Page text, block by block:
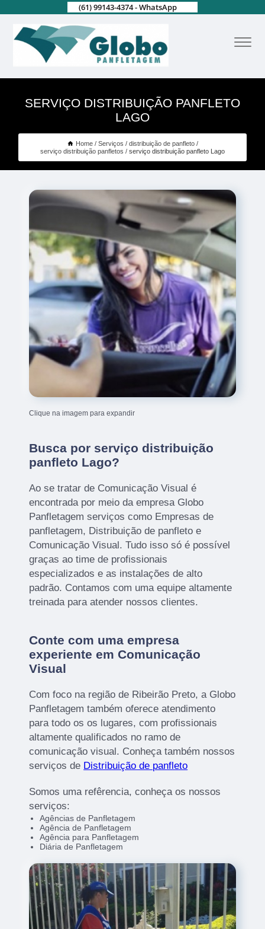
(61) 99143-4374 - WhatsApp
SERVIÇO DISTRIBUIÇÃO PANFLETO
LAGO
Home Serviços
distribuição de panfleto
serviço distribuição panfletos
serviço distribuição panfleto Lago
Clique na imagem para expandir
Busca por serviço distribuição
panfleto Lago?
Ao se tratar de Comunicação Visual é
encontrada por meio da empresa Globo
Panfletagem serviços como Empresas de
panfletagem, Distribuição de panfleto e
Comunicação Visual. Tudo isso só é possível
graças ao time de profissionais
especializados e as instalações de alto
padrão. Contamos com uma equipe altamente
treinada para atender nossos clientes.
Conte com uma empresa
experiente em Comunicação
Visual
Com foco na região de Ribeirão Preto, a Globo
Panfletagem também oferece atendimento
para todo os os lugares, com profissionais
altamente qualificados no ramo de
comunicação visual. Conheça também nossos
serviços de Distribuição de panfleto
Somos uma refêrencia, conheça os nossos
serviços:
Agências de Panfletagem
Agência de Panfletagem
Agência para Panfletagem
Diária de Panfletagem